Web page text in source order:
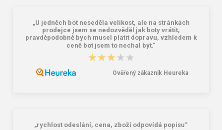
Batoh Travelite Basics Melange
Anthracite 22 l
Peňaženka Aeronautica Militare Flag
AM-103-01 black
„U jedněch bot neseděla velikost, ale na stránkách
prodejce jsem se nedozvěděl jak boty vrátit,
pravděpodobně bych musel platit dopravu, vzhledem k
ceně bot jsem to nechal být.“
★★★★★
★★★★★
Ověřený zákazník Heureka
„rychlost odeslání, cena, zboží odpovídá popisu“